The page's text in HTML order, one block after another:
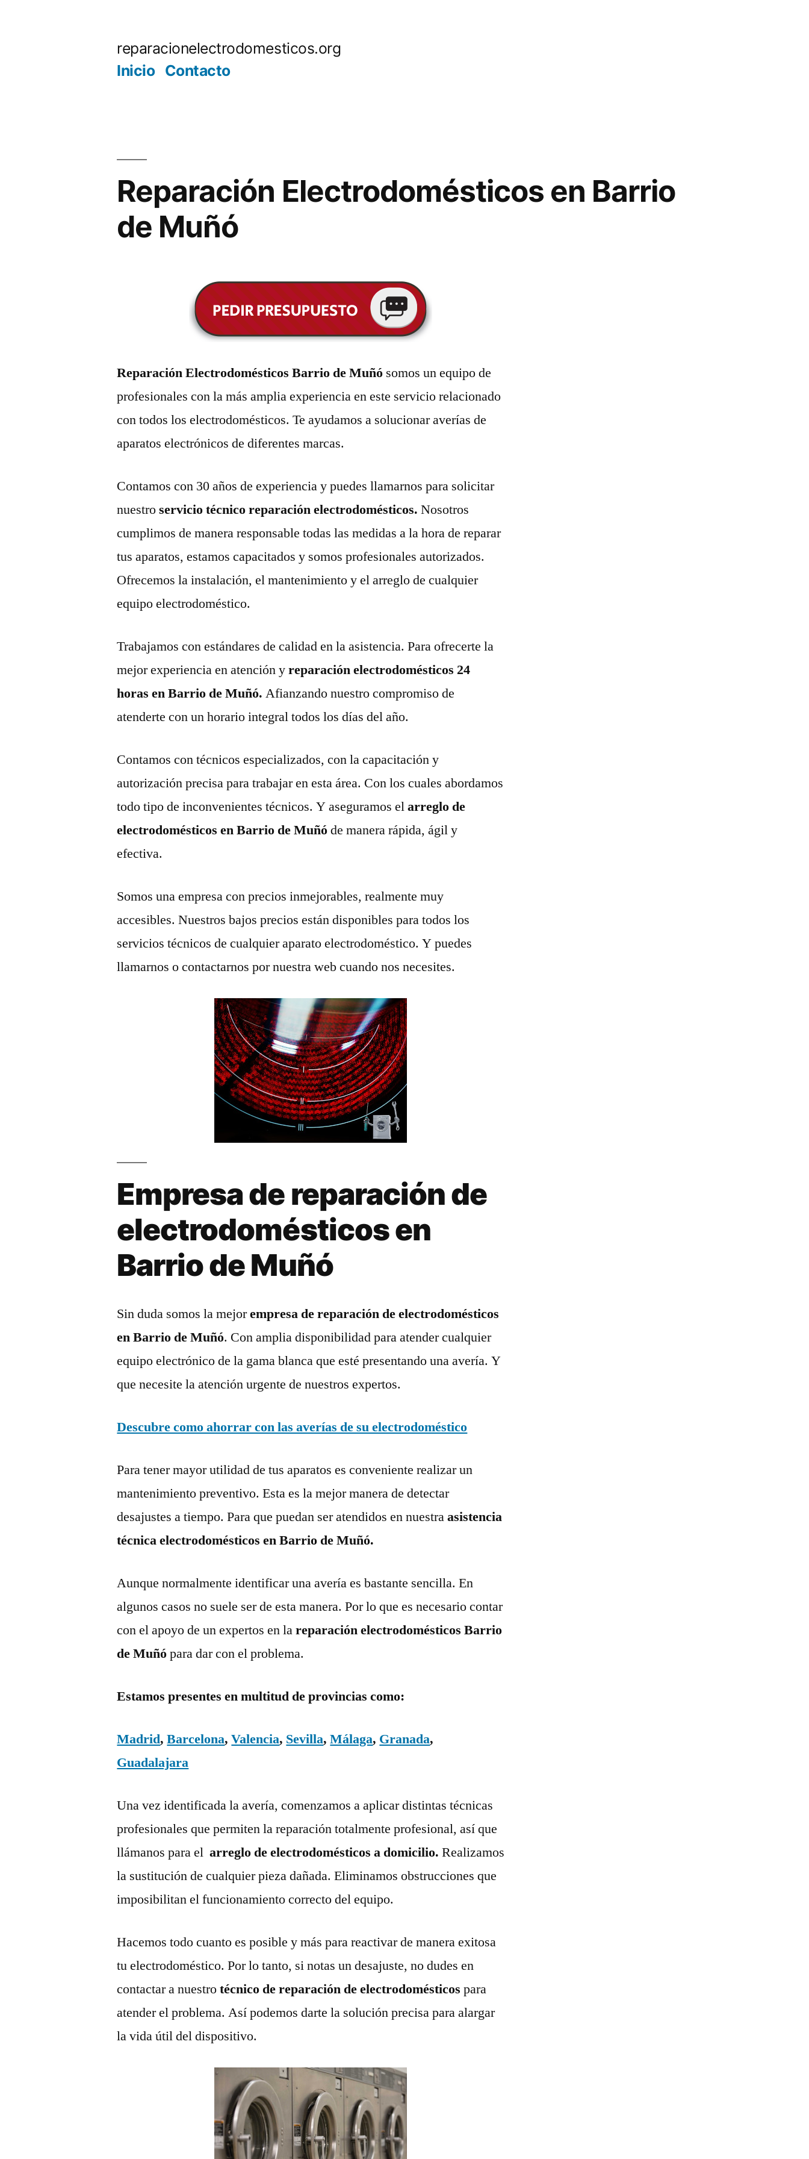
reparacionelectrodomesticos.org
Inicio Contacto
Reparación Electrodomésticos en Barrio
de Muñó
Reparación Electrodomésticos Barrio de Muñó somos un equipo de
profesionales con la más amplia experiencia en este servicio relacionado
con todos los electrodomésticos. Te ayudamos a solucionar averías de
aparatos electrónicos de diferentes marcas.
Contamos con 30 años de experiencia y puedes llamarnos para solicitar
nuestroservicio técnico reparación electrodomésticos.Nosotros
cumplimos de manera responsable todas las medidas a la hora de reparar
tus aparatos, estamos capacitados y somos profesionales autorizados.
Ofrecemos la instalación, el mantenimiento y el arreglo de cualquier
equipo electrodoméstico.
Trabajamos con estándares de calidad en la asistencia. Para ofrecerte la
mejor experiencia en atención yreparación electrodomésticos 24
horas en Barrio de Muñó.Afianzando nuestro compromiso de
atenderte con un horario integral todos los días del año.
Contamos con técnicos especializados, con la capacitación y
autorización precisa para trabajar en esta área. Con los cuales abordamos
todo tipo de inconvenientes técnicos. Y aseguramos elarreglo de
electrodomésticos en Barrio de Muñóde manera rápida, ágil y
efectiva.
Somos una empresa con precios inmejorables, realmente muy
accesibles. Nuestros bajos precios están disponibles para todos los
servicios técnicos de cualquier aparato electrodoméstico. Y puedes
llamarnos o contactarnos por nuestra web cuando nos necesites.
Empresa de reparación de
electrodomésticos en
Barrio de Muñó
Sin duda somos la mejorempresa de reparación de electrodomésticos
en Barrio de Muñó. Con amplia disponibilidad para atender cualquier
equipo electrónico de la gama blanca que esté presentando una avería. Y
que necesite la atención urgente de nuestros expertos.
Descubre como ahorrar con las averías de su electrodoméstico
Para tener mayor utilidad de tus aparatos es conveniente realizar un
mantenimiento preventivo. Esta es la mejor manera de detectar
desajustes a tiempo. Para que puedan ser atendidos en nuestraasistencia
técnica electrodomésticos en Barrio de Muñó.
Aunque normalmente identificar una avería es bastante sencilla. En
algunos casos no suele ser de esta manera. Por lo que es necesario contar
con el apoyo de un expertos en lareparación electrodomésticos Barrio
de Muñópara dar con el problema.
Estamos presentes en multitud de provincias como:
Madrid,Barcelona,Valencia, Sevilla,Málaga, Granada,
Guadalajara
Una vez identificada la avería, comenzamos a aplicar distintas técnicas
profesionales que permiten la reparación totalmente profesional, así que
llámanos para el arreglo de electrodomésticos a domicilio.Realizamos
la sustitución de cualquier pieza dañada. Eliminamos obstrucciones que
imposibilitan el funcionamiento correcto del equipo.
Hacemos todo cuanto es posible y más para reactivar de manera exitosa
tu electrodoméstico. Por lo tanto, si notas un desajuste, no dudes en
contactar a nuestrotécnico de reparación de electrodomésticospara
atender el problema. Así podemos darte la solución precisa para alargar
la vida útil del dispositivo.